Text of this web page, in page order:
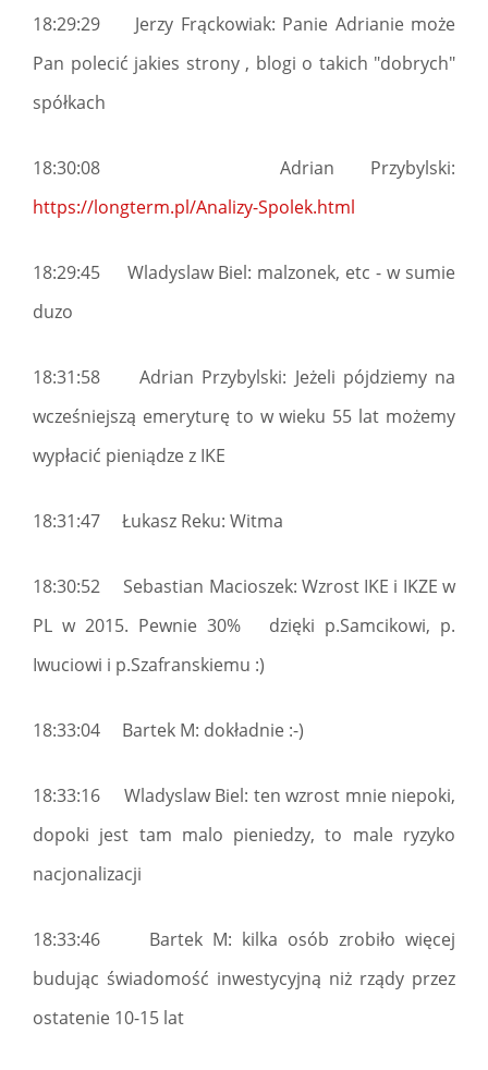
18:29:29 Jerzy Frąckowiak: Panie Adrianie może
Pan polecić jakies strony , blogi o takich "dobrych"
spółkach
18:30:08 Adrian Przybylski:
https://longterm.pl/Analizy-Spolek.html
18:29:45 Wladyslaw Biel: malzonek, etc - w sumie
duzo
18:31:58 Adrian Przybylski: Jeżeli pójdziemy na
wcześniejszą emeryturę to w wieku 55 lat możemy
wypłacić pieniądze z IKE
18:31:47 Łukasz Reku: Witma
18:30:52 Sebastian Macioszek: Wzrost IKE i IKZE w
PL w 2015. Pewnie 30% dzięki p.Samcikowi, p.
Iwuciowi i p.Szafranskiemu :)
18:33:04 Bartek M: dokładnie :-)
18:33:16 Wladyslaw Biel: ten wzrost mnie niepoki,
dopoki jest tam malo pieniedzy, to male ryzyko
nacjonalizacji
18:33:46 Bartek M: kilka osób zrobiło więcej
budując świadomość inwestycyjną niż rządy przez
ostatenie 10-15 lat